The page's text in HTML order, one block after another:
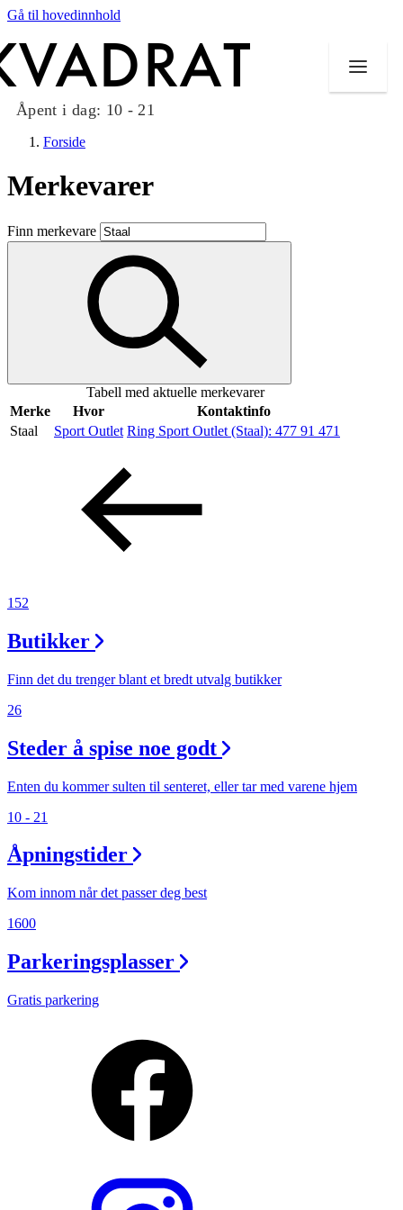
Gå til hovedinnhold
Åpent i dag: 10 - 21
Butikker
Mat og drikke
Taket på Kvadrat
Aktiviteter
Inspirasjon
Forside
Merkevarer
Finn merkevare
Tabell med aktuelle merkevarer
Merke
Hvor
Kontaktinfo
Staal
Sport Outlet Ring Sport Outlet (Staal): 477 91 471
152
Butikker
Finn det du trenger blant et bredt utvalg butikker
26
Steder å spise noe godt
Enten du kommer sulten til senteret, eller tar med varene hjem
10 - 21
Åpningstider
Kom innom når det passer deg best
1600
Parkeringsplasser
Gratis parkering